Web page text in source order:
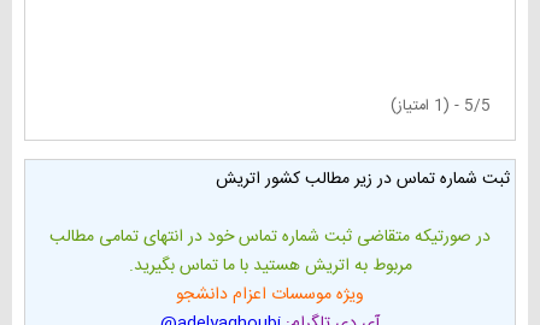
5/5 - (1 امتیاز)
ثبت شماره تماس در زیر مطالب کشور اتریش
در صورتیکه متقاضی ثبت شماره تماس خود در انتهای تمامی مطالب
مربوط به اتریش هستید با ما تماس بگیرید.
ویژه موسسات اعزام دانشجو